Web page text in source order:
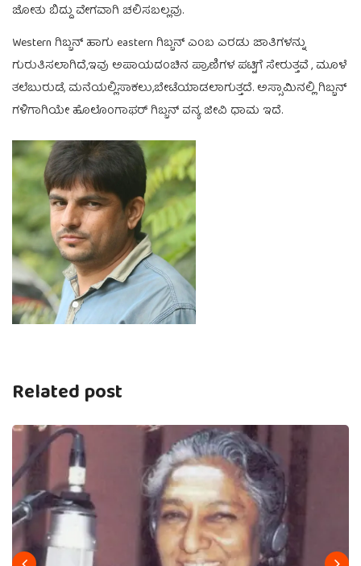
ಜೋತು ಬಿದ್ದು ವೇಗವಾಗಿ ಚಲಿಸಬಲ್ಲವು.
Western ಗಿಬ್ಬನ್ ಹಾಗು eastern ಗಿಬ್ಬನ್ ಎಂಬ ಎರಡು ಜಾತಿಗಳನ್ನು
ಗುರುತಿಸಲಾಗಿದೆ,ಇವು ಅಪಾಯದಂಚಿನ ಪ್ರಾಣಿಗಳ ಪಟ್ಟಿಗೆ ಸೇರುತ್ತವೆ , ಮೂಳೆ
ತಲೆಬುರುಡೆ, ಮನೆಯಲ್ಲಿಸಾಕಲು,ಬೇಟೆಯಾಡಲಾಗುತ್ತದೆ. ಅಸ್ಸಾಮಿನಲ್ಲಿ ಗಿಬ್ಬನ್
ಗಳಿಗಾಗಿಯೇ ಹೊಲೊಂಗಾಫರ್ ಗಿಬ್ಬನ್ ವನ್ಯ ಜೀವಿ ಧಾಮ ಇದೆ.
Related post